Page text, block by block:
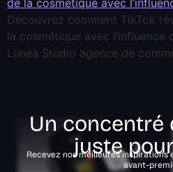
Découvrez comment TikTok
la cosmétique avec l’influence
Lunéa Studio agence de
Un concentré
juste
Recevez nos meilleures
avant-